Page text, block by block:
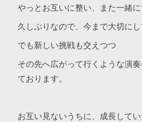
やっとお互いに整い、また一緒に
久しぶりなので、今まで大切にし
でも新しい挑戦も交えつつ
その先へ広がって行くような演
ております。
お互い見ないうちに、成長して